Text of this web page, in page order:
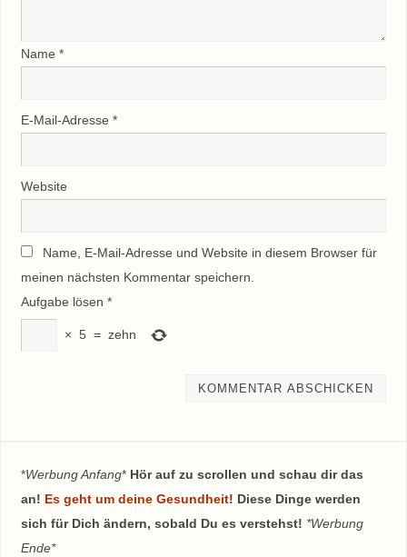
Name *
E-Mail-Adresse *
Website
Name, E-Mail-Adresse und Website in diesem Browser für
meinen nächsten Kommentar speichern.
Aufgabe lösen *
× 5 = zehn
*Werbung Anfang* Hör auf zu scrollen und schau dir das
an! Es geht um deine Gesundheit! Diese Dinge werden
sich für Dich ändern, sobald Du es verstehst! *Werbung
Ende*